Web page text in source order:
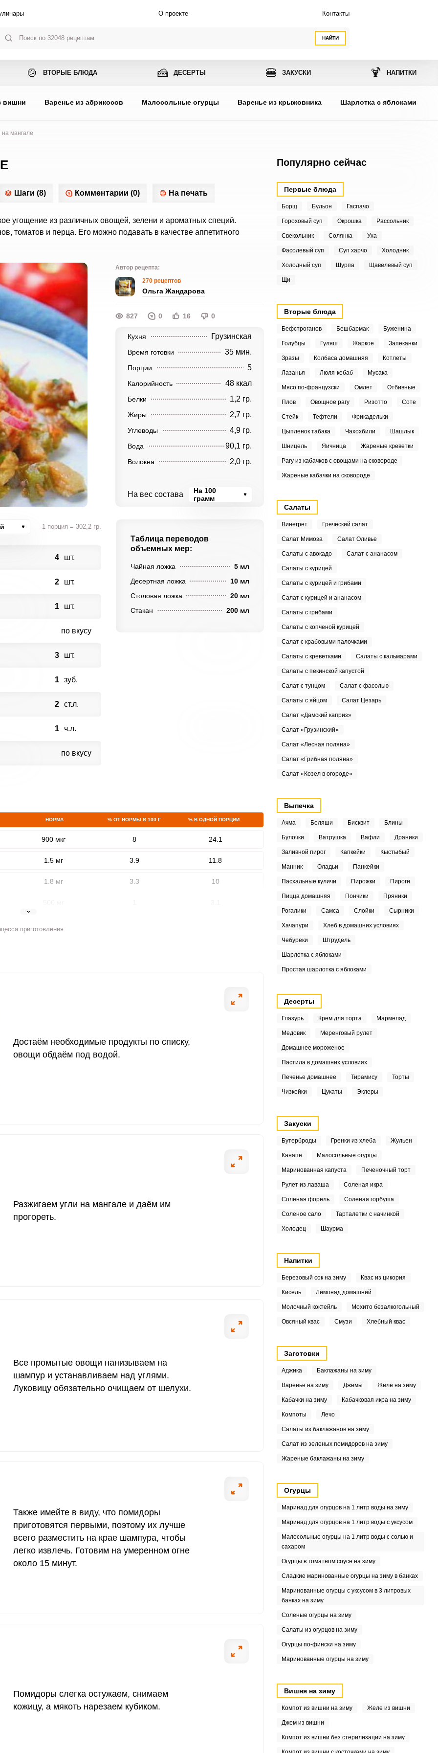
НАЙТИ
О проекте Контакты
🍲 ВТОРЫЕ БЛЮДА 🍰 ДЕСЕРТЫ 🍔 ЗАКУСКИ 🍹 НАПИТКИ
вишни Варенье из абрикосов Малосольные огурцы Варенье из крыжовника Шарлотка с яблоками
мангале
Шаги (8) Комментарии (0) На печать
угощение из различных овощей, зелени и ароматных специй.
томатов и перца. Его можно подавать в качестве аппетитного
Автор рецепта:
270 рецептов
Ольга Жандарова
827 0 16 0
Кухня Грузинская
Время готовки 35 мин.
Порции 5
Калорийность 48 ккал
Белки 1,2 гр.
Жиры 2,7 гр.
Углеводы 4,9 гр.
Вода 90,1 гр.
Волокна 2,0 гр.
На вес состава
На 100
грамм
1 порция = 302,2 гр.
4 шт.
2 шт.
1 шт.
по вкусу
3 шт.
1 зуб.
2 ст.л.
1 ч.л.
по вкусу
Таблица переводов
объемных мер:
Чайная ложка
5 мл
Десертная ложка
10 мл
Столовая ложка
20 мл
Стакан
200 мл
НОРМА % ОТ НОРМЫ В 100 Г % В ОДНОЙ ПОРЦИИ
900 мкг 8 24.1
1.5 мг 3.9 11.8
1.8 мг 3.3 10
15 мг
1300 мг
10 мкг 16.1
70 мкг 83.3
4000 мкг 0.4
12 мг 2.8
приготовления.
Достаём необходимые продукты по списку,
овощи обдаём под водой.
Разжигаем угли на мангале и даём им
прогореть.
Все промытые овощи нанизываем на
шампур и устанавливаем над углями.
Луковицу обязательно очищаем от шелухи.
Также имейте в виду, что помидоры
приготовятся первыми, поэтому их лучше
всего разместить на крае шампура, чтобы
легко извлечь. Готовим на умеренном огне
около 15 минут.
Помидоры слегка остужаем, снимаем
кожицу, а мякоть нарезаем кубиком.
Популярно сейчас
Первые блюда
Борщ Бульон Гаспачо
Гороховый суп Окрошка Рассольник
Свекольник Солянка Уха
Фасолевый суп Суп харчо Холодник
Холодный суп Шурпа Щавелевый суп
Щи
Вторые блюда
Бефстроганов Бешбармак Буженина
Голубцы Гуляш Жаркое Запеканки
Зразы Колбаса домашняя Котлеты
Лазанья Люля-кебаб Мусака
Мясо по-французски Омлет Отбивные
Плов Овощное рагу Ризотто Соте
Стейк Тефтели Фрикадельки
Цыпленок табака Чахохбили Шашлык
Шницель Яичница Жареные креветки
Рагу из кабачков с овощами на сковороде
Жареные кабачки на сковороде
Салаты
Винегрет Греческий салат
Салат Мимоза Салат Оливье
Салаты с авокадо Салат с ананасом
Салаты с курицей
Салаты с курицей и грибами
Салат с курицей и ананасом
Салаты с грибами
Салаты с копченой курицей
Салат с крабовыми палочками
Салаты с креветками Салаты с кальмарами
Салаты с пекинской капустой
Салат с тунцом Салат с фасолью
Салаты с яйцом Салат Цезарь
Салат «Дамский каприз»
Салат «Грузинский»
Салат «Лесная поляна»
Салат «Грибная поляна»
Салат «Козел в огороде»
Выпечка
Ачма Беляши Бисквит Блины
Булочки Ватрушка Вафли Драники
Заливной пирог Капкейки Кыстыбый
Манник Оладьи Панкейки
Пасхальные куличи Пирожки Пироги
Пицца домашняя Пончики Пряники
Рогалики Самса Слойки Сырники
Хачапури Хлеб в домашних условиях
Чебуреки Штрудель
Шарлотка с яблоками
Простая шарлотка с яблоками
Десерты
Глазурь Крем для торта Мармелад
Медовик Меренговый рулет
Домашнее мороженое
Пастила в домашних условиях
Печенье домашнее Тирамису Торты
Чизкейки Цукаты Эклеры
Закуски
Бутерброды Гренки из хлеба Жульен
Канапе Малосольные огурцы
Маринованная капуста Печеночный торт
Рулет из лаваша Соленая икра
Соленая форель Соленая горбуша
Соленое сало Тарталетки с начинкой
Холодец Шаурма
Напитки
Березовый сок на зиму Квас из цикория
Кисель Лимонад домашний
Молочный коктейль Мохито безалкогольный
Овсяный квас Смузи Хлебный квас
Заготовки
Аджика Баклажаны на зиму
Варенье на зиму Джемы Желе на зиму
Кабачки на зиму Кабачковая икра на зиму
Компоты Лечо
Салаты из баклажанов на зиму
Салат из зеленых помидоров на зиму
Жареные баклажаны на зиму
Огурцы
Маринад для огурцов на 1 литр воды на зиму
Маринад для огурцов на 1 литр воды с уксусом
Малосольные огурцы на 1 литр воды с солью и
сахаром
Огурцы в томатном соусе на зиму
Сладкие маринованные огурцы на зиму в банках
Маринованные огурцы с уксусом в 3 литровых
банках на зиму
Соленые огурцы на зиму
Салаты из огурцов на зиму
Огурцы по-фински на зиму
Маринованные огурцы на зиму
Вишня на зиму
Компот из вишни на зиму Желе из вишни
Джем из вишни
Компот из вишни без стерилизации на зиму
Забыли пароль?
по списку, овощи обдаём под водой.
ШАГ
с
обработки
соглашением